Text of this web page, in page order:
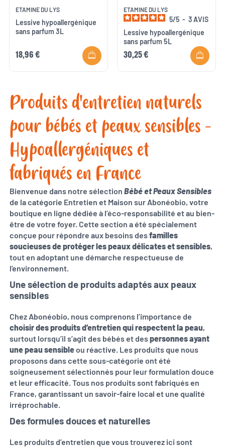
ETAMINE DU LYS
Lessive hypoallergénique
sans parfum 3L
18,96 €
ETAMINE DU LYS
5/5 - 3AVIS
Lessive hypoallergénique
sans parfum 5L
30,25 €
Produits d'entretien naturels
pour bébés et peaux sensibles -
Hypoallergéniques et
fabriqués en France
Bienvenue dans notre sélection Bébé et Peaux Sensibles
de la catégorie Entretien et Maison sur Abonéobio, votre
boutique en ligne dédiée à l’éco-responsabilité et au bien-
être de votre foyer. Cette section a été spécialement
conçue pour répondre aux besoins desfamilles
soucieuses de protéger les peaux délicates et sensibles,
tout en adoptant une démarche respectueuse de
l'environnement.
Une sélection de produits adaptés aux peaux
sensibles
Chez Abonéobio, nous comprenons l’importance de
choisir des produits d’entretien qui respectent la peau,
surtout lorsqu’il s’agit des bébés et despersonnes ayant
une peau sensibleou réactive. Les produits que nous
proposons dans cette sous-catégorie ont été
soigneusement sélectionnés pour leur formulation douce
et leur efficacité. Tous nos produits sont fabriqués en
France, garantissant un savoir-faire local et une qualité
irréprochable.
Des formules douces et naturelles
Les produits d’entretien que vous trouverez ici sont